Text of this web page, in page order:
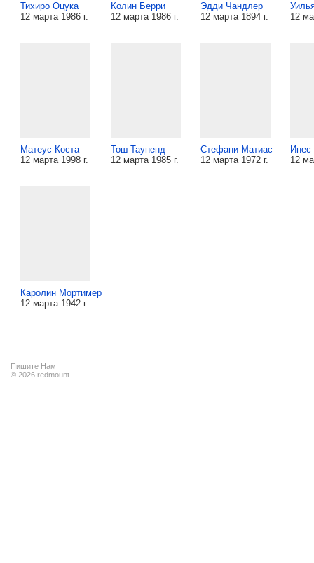
Тихиро Оцука
12 марта 1986 г.
Колин Берри
12 марта 1986 г.
Эдди Чандлер
12 марта 1894 г.
12
Матеус Коста
12 марта 1998 г.
Тош Тауненд
12 марта 1985 г.
Стефани Матиас
12 марта 1972 г.
Инес
12
Каролин Мортимер
12 марта 1942 г.
Пишите Нам
© 2026 redmount